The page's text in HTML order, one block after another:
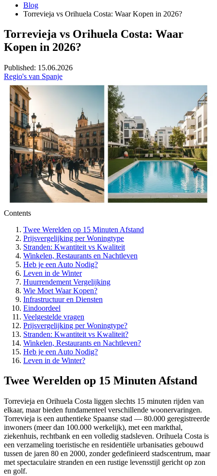
Blog
Torrevieja vs Orihuela Costa: Waar Kopen in 2026?
Torrevieja vs Orihuela Costa: Waar
Kopen in 2026?
Published: 15.06.2026
Regio's van Spanje
Contents
Twee Werelden op 15 Minuten Afstand
Prijsvergelijking per Woningtype
Stranden: Kwantiteit vs Kwaliteit
Winkelen, Restaurants en Nachtleven
Heb je een Auto Nodig?
Leven in de Winter
Huurrendement Vergelijking
Wie Moet Waar Kopen?
Infrastructuur en Diensten
Eindoordeel
Veelgestelde vragen
Prijsvergelijking per Woningtype?
Stranden: Kwantiteit vs Kwaliteit?
Winkelen, Restaurants en Nachtleven?
Heb je een Auto Nodig?
Leven in de Winter?
Twee Werelden op 15 Minuten Afstand
Torrevieja en Orihuela Costa liggen slechts 15 minuten rijden van
elkaar, maar bieden fundamenteel verschillende woonervaringen.
Torrevieja is een authentieke Spaanse stad — 80.000 geregistreerde
inwoners (meer dan 100.000 werkelijk), met een markthal,
ziekenhuis, rechtbank en een volledig stadsleven. Orihuela Costa is
een verzameling toeristische en residentiële urbanisaties gebouwd
tussen de jaren 80 en 2000, zonder gedefinieerd stadscentrum, maar
met spectaculaire stranden en een rustige levensstijl gericht op zon
en golf.